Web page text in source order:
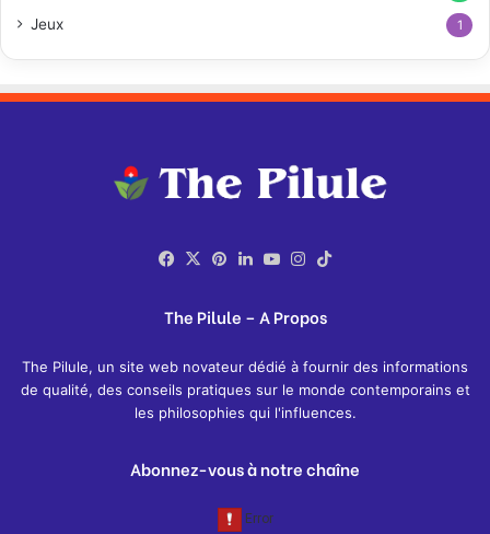
Jeux 1
Facebook
X Pinterest
Linkedin
YouTubeInstagram
The Pilule – A Propos
The Pilule, un site web novateur dédié à fournir des informations
de qualité, des conseils pratiques sur le monde contemporains et
les philosophies qui l'influences.
Abonnez-vous à notre chaîne